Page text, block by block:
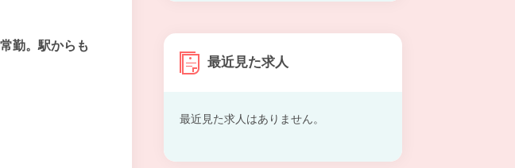
勤。駅からも
最近見た求人
最近見た求人はありません。